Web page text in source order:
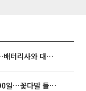
포스코퓨처엠, LFP 시장 뚫었다…배터리사와 대규모 장기 공급 합의
아옳이, 한의사 김형배와 벌써 200일⋯꽃다발 들고 "프러포즈 아냐"